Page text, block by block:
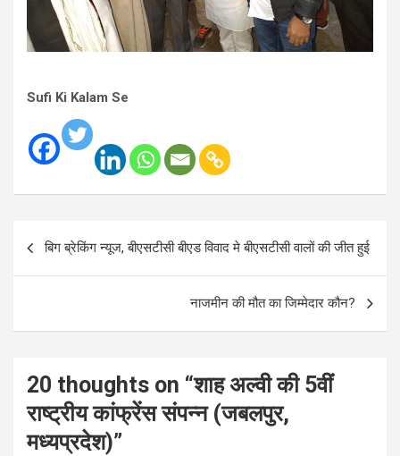
Sufi Ki Kalam Se
Post
navigation
बिग ब्रेकिंग न्यूज, बीएसटीसी बीएड विवाद मे बीएसटीसी वालों की जीत हुई
नाजमीन की मौत का जिम्मेदार कौन?
20 thoughts on “शाह अल्वी की 5वीं
राष्ट्रीय कांफ्रेंस संपन्न (जबलपुर,
मध्यप्रदेश)”